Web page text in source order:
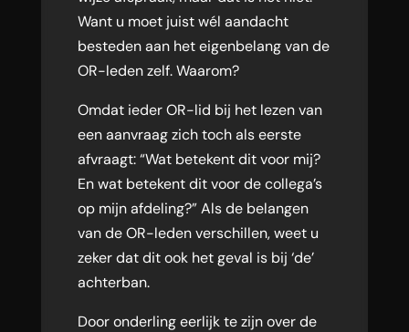
Want u moet juist wél aandacht
besteden aan het eigenbelang van de
OR-leden zelf. Waarom?
Omdat ieder OR-lid bij het lezen van
een aanvraag zich toch als eerste
afvraagt: “Wat betekent dit voor mij?
En wat betekent dit voor de collega’s
op mijn afdeling?” Als de belangen
van de OR-leden verschillen, weet u
zeker dat dit ook het geval is bij ‘de’
achterban.
Door onderling eerlijk te zijn over de